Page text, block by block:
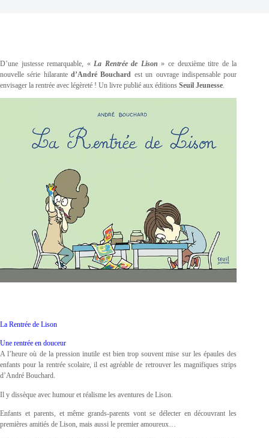
D’une justesse remarquable, «La Rentrée de Lison » ce deuxième titre de la
nouvelle série hilaranted’André Bouchard est un ouvrage indispensable pour
envisager la rentrée avec légèreté ! Un livre publié aux éditions Seuil Jeunesse.
La Rentrée de Lison
Une rentrée en douceur
A l’heure où de la pression inutile est bien trop souvent mise sur les épaules des
enfants pour la rentrée scolaire, il est agréable de retrouver les magnifiques strips
d’André Bouchard.
Il y dissèque avec humour et réalisme les aventures de Lison.
Enfants et parents, et même grands-parents vont se délecter en découvrant les
premières amitiés de Lison, mais aussi le premier amoureux…